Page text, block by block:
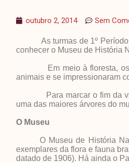
outubro 2, 2014 Sem
As turmas de 1º Período do
conhecer o Museu de História
Em meio à floresta, os
animais e se impressionaram
Para marcar o fim da visita
uma das maiores árvores do
O Museu
O Museu de História
exemplares da flora e fauna
datado de 1906). Há ainda o